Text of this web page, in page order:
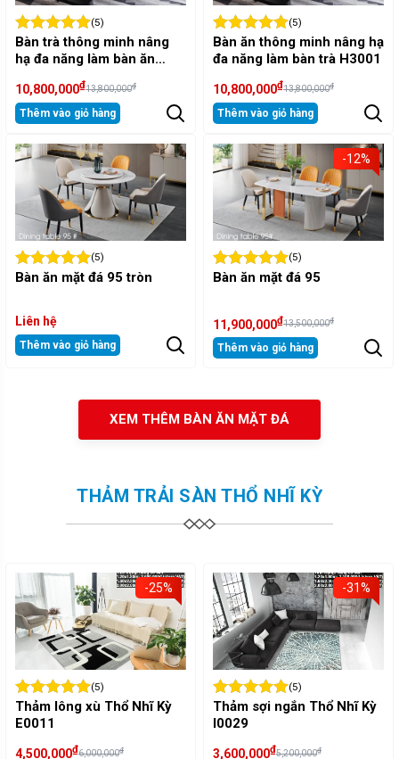
(5)
Bàn trà thông minh nâng
hạ đa năng làm bàn ăn
10,800,000₫13,800,000₫
Thêm vào giỏ hàng
(5)
Bàn ăn thông minh nâng hạ
đa năng làm bàn trà H3001
10,800,000₫13,800,000₫
Thêm vào giỏ hàng
(5)
Bàn ăn mặt đá 95 tròn
Liên hệ
Thêm vào giỏ hàng
-12%
(5)
Bàn ăn mặt đá 95
11,900,000₫13,500,000₫
Thêm vào giỏ hàng
XEM THÊM BÀN ĂN MẶT ĐÁ
THẢM TRẢI SÀN THỔ NHĨ KỲ
-25%
(5)
Thảm lông xù Thổ Nhĩ Kỳ
E0011
4,500,000₫6,000,000₫
-31%
(5)
Thảm sợi ngắn Thổ Nhĩ Kỳ
I0029
3,600,000₫5,200,000₫